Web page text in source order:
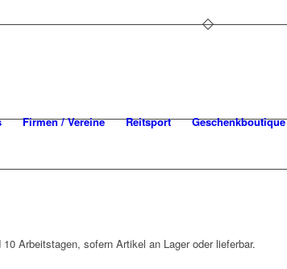
Firmen / Vereine Reitsport Geschenkboutique
Arbeitstagen, sofern Artikel an Lager oder lieferbar.